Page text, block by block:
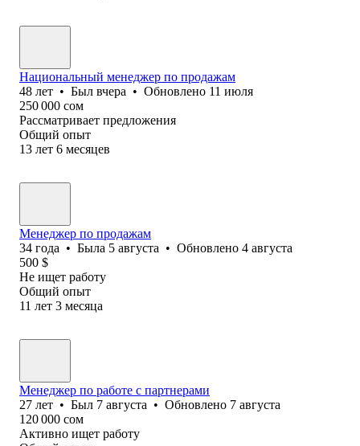
Национальный менеджер по продажам
48 лет • Был вчера • Обновлено 11 июля
250 000 сом
Рассматривает предложения
Общий опыт
13 лет 6 месяцев
Менеджер по продажам
34 года • Была 5 августа • Обновлено 4 августа
500 $
Не ищет работу
Общий опыт
11 лет 3 месяца
Менеджер по работе с партнерами
27 лет • Был 7 августа • Обновлено 7 августа
120 000 сом
Активно ищет работу